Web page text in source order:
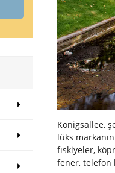
Königsallee,
lüks
fıskiyeler,
fener, telefon